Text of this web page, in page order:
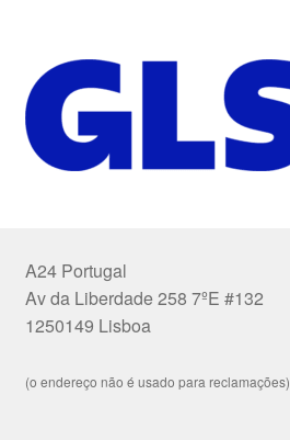
A24 Portugal
Av da Liberdade 258 7ºE #132
1250149 Lisboa
(o endereço não é usado para reclamações)